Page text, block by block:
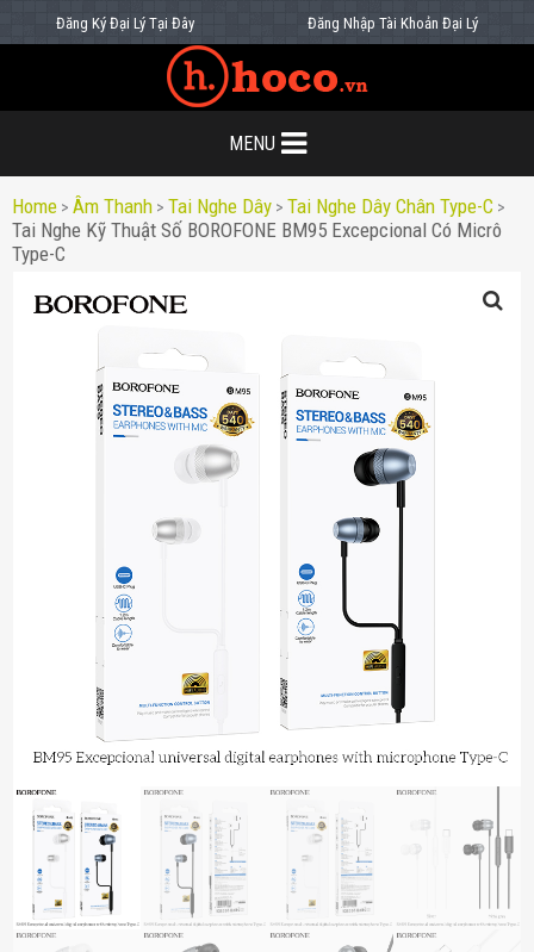
Đăng Ký Đại Lý Tại Đây Đăng Nhập Tài Khoản Đại Lý
MENU
Home > Âm Thanh > Tai Nghe Dây > Tai Nghe Dây Chân Type-C >
Tai Nghe Kỹ Thuật Số BOROFONE BM95 Excepcional Có Micrô
Type-C